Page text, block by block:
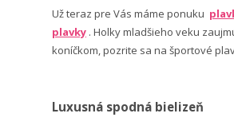
Už teraz pre Vás máme ponuku
plavky . Holky mladšieho veku
koníčkom, pozrite sa na športové
Luxusná spodná bielizeň